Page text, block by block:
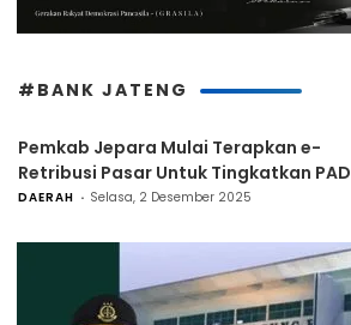
#BANK JATENG
Pemkab Jepara Mulai Terapkan e-
Retribusi Pasar Untuk Tingkatkan PAD
DAERAH Selasa, 2 Desember 2025